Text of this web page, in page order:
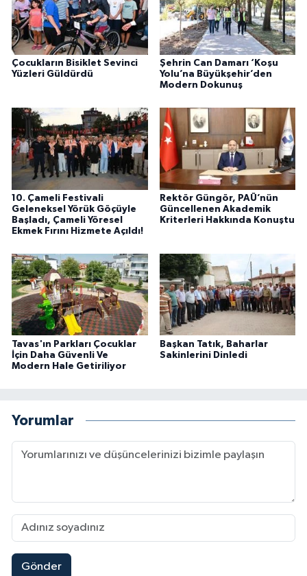
Çocukların Bisiklet Sevinci
Yüzleri Güldürdü
Şehrin Can Damarı ‘Koşu
Yolu’na Büyükşehir’den
Modern Dokunuş
10. Çameli Festivali
Geleneksel Yörük Göçüyle
Başladı, Çameli Yöresel
Ekmek Fırını Hizmete Açıldı!
Rektör Güngör, PAÜ’nün
Güncellenen Akademik
Kriterleri Hakkında Konuştu
Tavas'ın Parkları Çocuklar
İçin Daha Güvenli Ve
Modern Hale Getiriliyor
Başkan Tatık, Baharlar
Sakinlerini Dinledi
Yorumlar
Gönder